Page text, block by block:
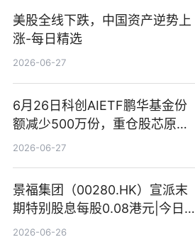
美股全线下跌，中国资产逆势上
涨-每日精选
2026-06-27
6月26日科创AIETF鹏华基金份
额减少500万份，重仓股芯原股
份、寒武纪、澜起科技 观速讯
2026-06-27
景福集团（00280.HK）宣派末
期特别股息每股0.08港元|今日快
看
2026-06-26